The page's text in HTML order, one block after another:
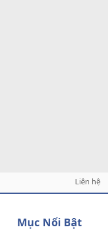
Liên hệ
Mục Nổi Bật